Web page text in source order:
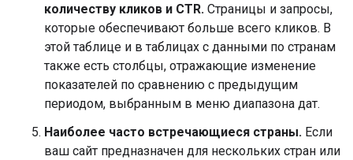
количеству кликов и CTR. Страницы и запросы,
которые обеспечивают больше всего кликов. В
этой таблице и в таблицах с данными по странам
также есть столбцы, отражающие изменение
показателей по сравнению с предыдущим
периодом, выбранным в меню диапазона дат.
Наиболее часто встречающиеся страны. Если
ваш сайт предназначен для нескольких стран или